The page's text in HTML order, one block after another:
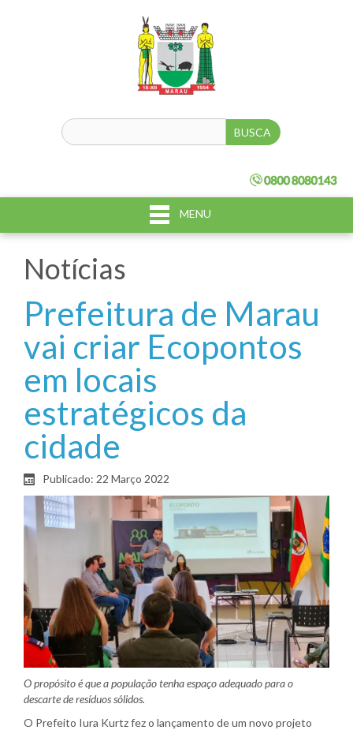
MENU
Notícias
Prefeitura de Marau
vai criar Ecopontos
em locais
estratégicos da
cidade
Publicado: 22 Março 2022
O propósito é que a população tenha espaço adequado para o
descarte de resíduos sólidos.
O Prefeito Iura Kurtz fez o lançamento de um novo projeto